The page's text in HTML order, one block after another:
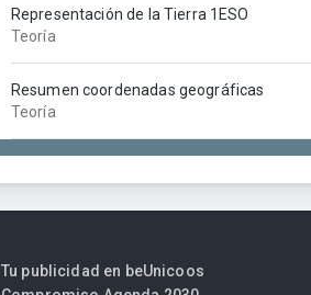
Representación de la Tierra 1ESO
Teoría
Resumen coordenadas geográficas
Teoría
Tu publicidad en beUnicoos